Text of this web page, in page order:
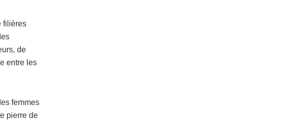
filières
de
entre les
femmes
pierre de